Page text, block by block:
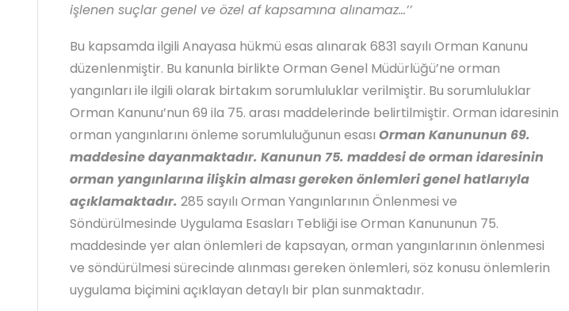
işlenen suçlar genel ve özel af kapsamına alınamaz…’’
Bu kapsamda ilgili Anayasa hükmü esas alınarak 6831 sayılı Orman Kanunu
düzenlenmiştir. Bu kanunla birlikte Orman Genel Müdürlüğü’ne orman
yangınları ile ilgili olarak birtakım sorumluluklar verilmiştir. Bu sorumluluklar
Orman Kanunu’nun 69 ila 75. arası maddelerinde belirtilmiştir. Orman idaresinin
orman yangınlarını önleme sorumluluğunun esası Orman Kanununun 69.
maddesine dayanmaktadır. Kanunun 75. maddesi de orman idaresinin
orman yangınlarına ilişkin alması gereken önlemleri genel hatlarıyla
açıklamaktadır. 285 sayılı Orman Yangınlarının Önlenmesi ve
Söndürülmesinde Uygulama Esasları Tebliği ise Orman Kanununun 75.
maddesinde yer alan önlemleri de kapsayan, orman yangınlarının önlenmesi
ve söndürülmesi sürecinde alınması gereken önlemleri, söz konusu önlemlerin
uygulama biçimini açıklayan detaylı bir plan sunmaktadır.